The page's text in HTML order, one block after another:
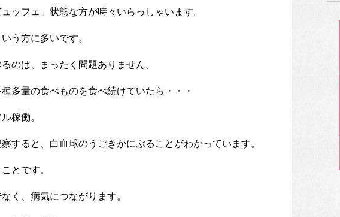
ッフェ」状態な方が時々いらっしゃいます。
う方に多いです。
のは、まったく問題ありません。
多量の食べものを食べ続けていたら・・・
稼働。
すると、白血球のうごきがにぶることがわかっています。
とです。
く、病気につながります。